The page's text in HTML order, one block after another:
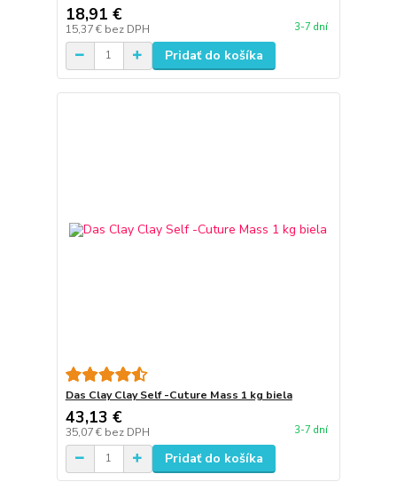
18,91 €
15,37 € bez DPH 3-7 dní
Pridať do košíka
Das Clay Clay Self -Cuture Mass 1 kg biela
43,13 €
35,07 € bez DPH 3-7 dní
Pridať do košíka